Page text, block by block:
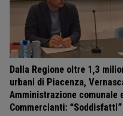
Dalla Regione oltre 1,3
urbani di Piacenza,
Amministrazione comunale
Commercianti: “Soddisfatti”